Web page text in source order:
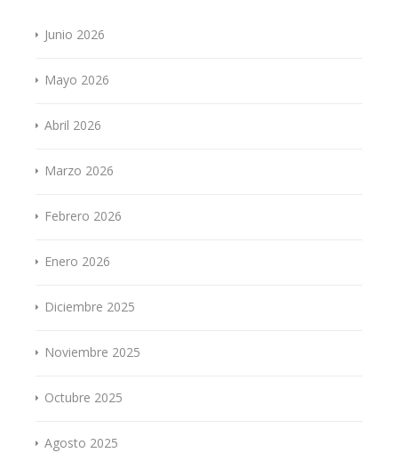
Junio 2026
Mayo 2026
Abril 2026
Marzo 2026
Febrero 2026
Enero 2026
Diciembre 2025
Noviembre 2025
Octubre 2025
Agosto 2025